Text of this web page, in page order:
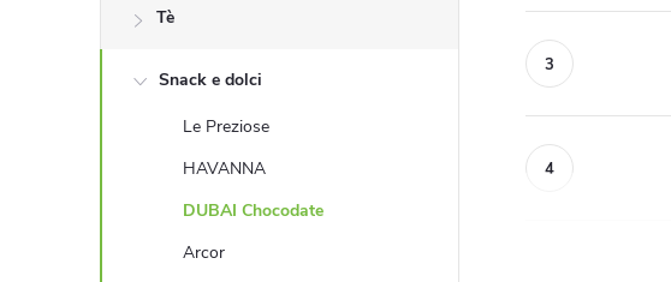
a
Tè
Snack e dolci
Le Preziose
HAVANNA
DUBAI Chocodate
Arcor